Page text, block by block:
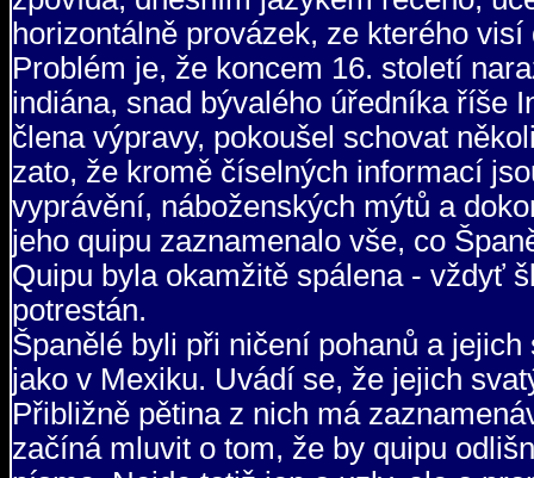
horizontálně provázek, ze kterého
Problém je, že koncem 16. století
indiána, snad bývalého úředníka říše
člena výpravy, pokoušel schovat
zato, že kromě číselných informací
vyprávění, náboženských mýtů a
jeho quipu zaznamenalo vše, co
Quipu byla okamžitě spálena - vždyť
potrestán.
Španělé byli při ničení pohanů a
jako v Mexiku. Uvádí se, že jejich
Přibližně pětina z nich má
začíná mluvit o tom, že by quipu